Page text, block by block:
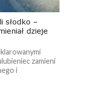
słodko –
dzieje
zamieni
i